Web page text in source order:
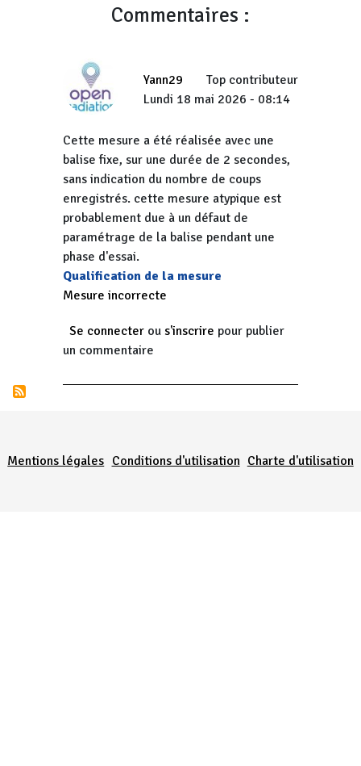
Commentaires :
Yann29
Top contributeur
Lundi 18 mai 2026 - 08:14
Cette mesure a été réalisée avec une
balise fixe, sur une durée de 2 secondes,
sans indication du nombre de coups
enregistrés. cette mesure atypique est
probablement due à un défaut de
paramétrage de la balise pendant une
phase d'essai.
Qualification de la mesure
Mesure incorrecte
Se connecter ou s'inscrire pour publier
un commentaire
Mentions légales Conditions d'utilisation Charte d'utilisation